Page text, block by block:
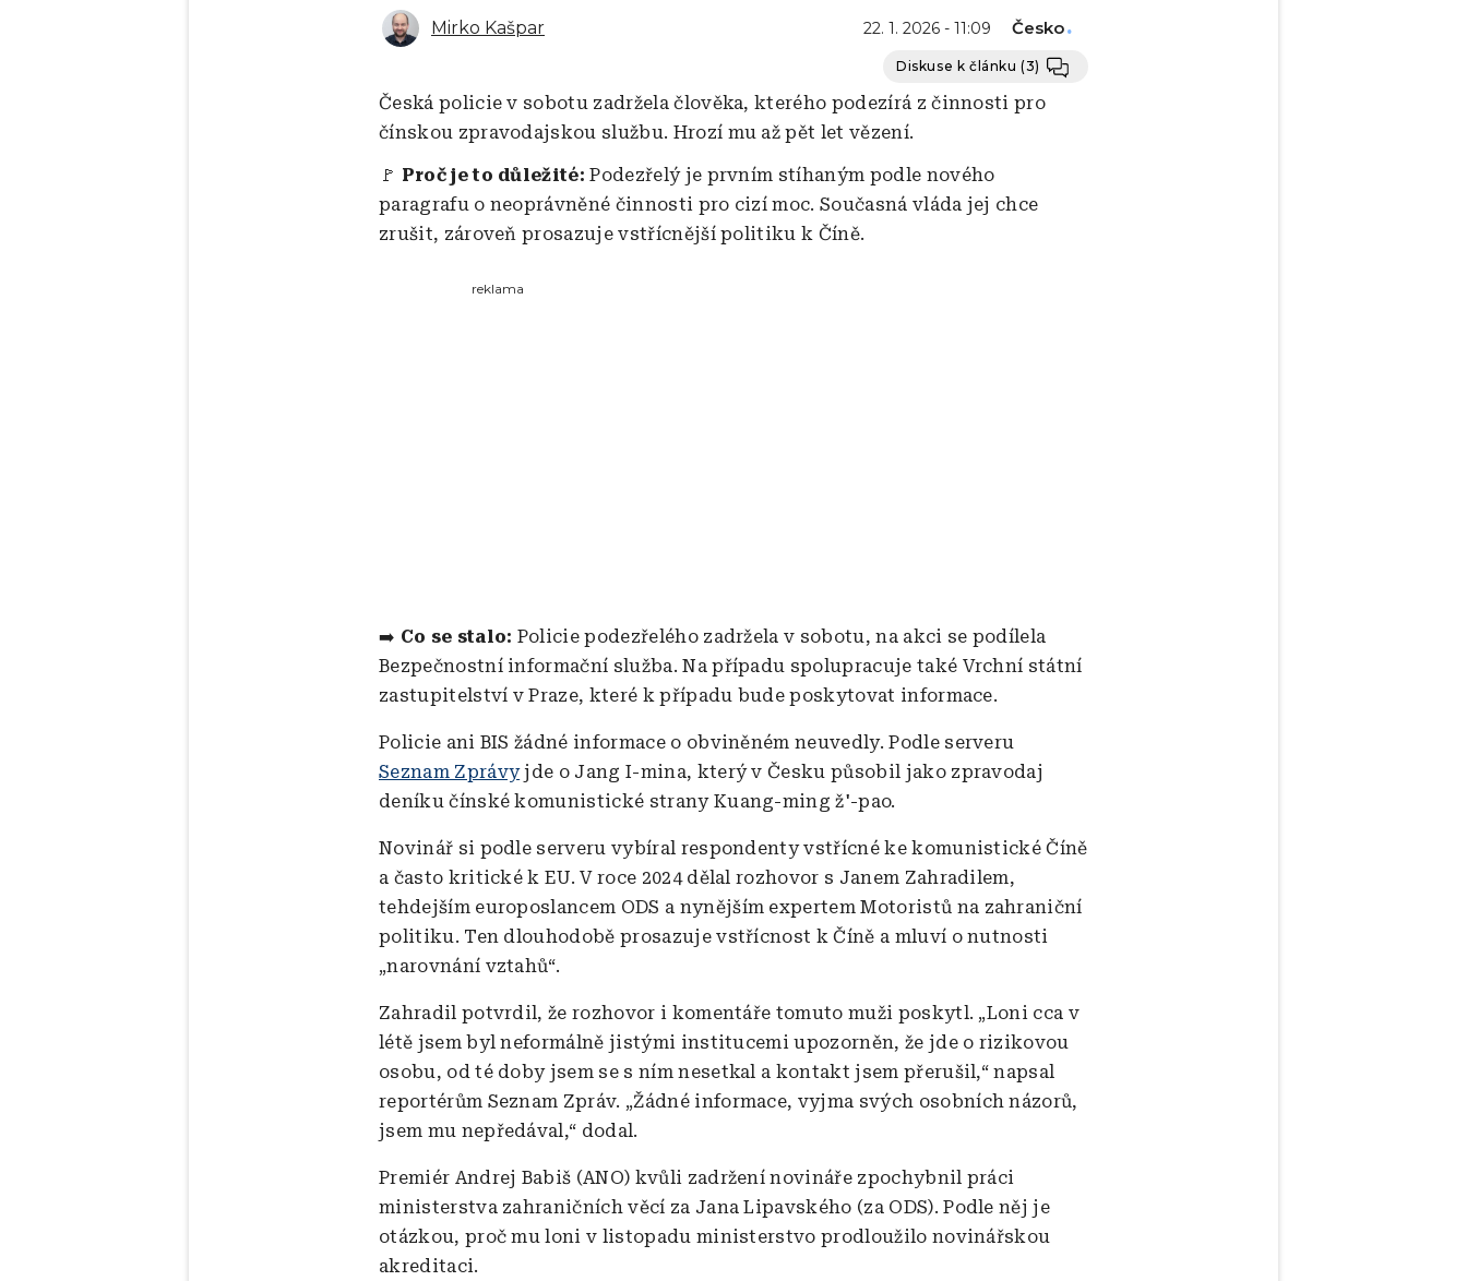
Mirko Kašpar 22. 1. 2026 - 11:09 Česko
Diskuse k článku(3)
Česká policie v sobotu zadržela člověka, kterého podezírá z činnosti pro
čínskou zpravodajskou službu. Hrozí mu až pět let vězení.
🚩 Proč je to důležité: Podezřelý je prvním stíhaným podle nového
paragrafu o neoprávněné činnosti pro cizí moc. Současná vláda jej chce
zrušit, zároveň prosazuje vstřícnější politiku k Číně.
reklama
➡️ Co se stalo: Policie podezřelého zadržela v sobotu, na akci se podílela
Bezpečnostní informační služba. Na případu spolupracuje také Vrchní státní
zastupitelství v Praze, které k případu bude poskytovat informace.
Policie ani BIS žádné informace o obviněném neuvedly. Podle serveru
Seznam Zprávyjde o Jang I-mina, který v Česku působil jako zpravodaj
deníku čínské komunistické strany Kuang-ming ž'-pao.
Novinář si podle serveru vybíral respondenty vstřícné ke komunistické Číně
a často kritické k EU. V roce 2024 dělal rozhovor s Janem Zahradilem,
tehdejším europoslancem ODS a nynějším expertem Motoristů na zahraniční
politiku. Ten dlouhodobě prosazuje vstřícnost k Číně a mluví o nutnosti
„narovnání vztahů“.
Zahradil potvrdil, že rozhovor i komentáře tomuto muži poskytl. „Loni cca v
létě jsem byl neformálně jistými institucemi upozorněn, že jde o rizikovou
osobu, od té doby jsem se s ním nesetkal a kontakt jsem přerušil,“ napsal
reportérům Seznam Zpráv. „Žádné informace, vyjma svých osobních názorů,
jsem mu nepředával,“ dodal.
Premiér Andrej Babiš (ANO) kvůli zadržení novináře zpochybnil práci
ministerstva zahraničních věcí za Jana Lipavského (za ODS). Podle něj je
otázkou, proč mu loni v listopadu ministerstvo prodloužilo novinářskou
akreditaci.